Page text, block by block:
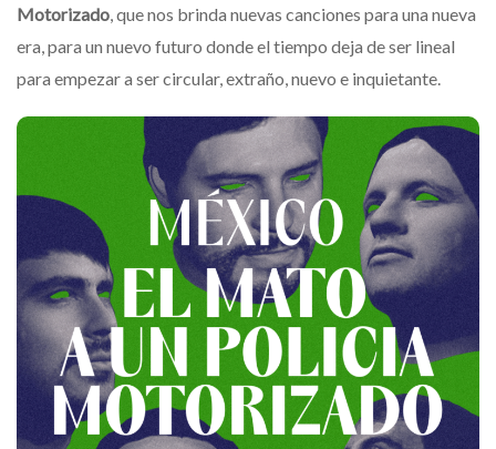
Motorizado , que nos brinda nuevas canciones para una nueva
era, para un nuevo futuro donde el tiempo deja de ser lineal
para empezar a ser circular, extraño, nuevo e inquietante.